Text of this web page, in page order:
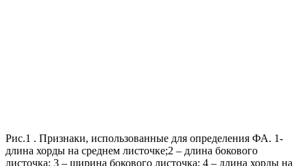
Рис.1 . Признаки, использованные для определения ФА. 1-
длина хорды на среднем листочке;2 – длина бокового
листочка; 3 – ширина бокового листочка; 4 – длина хорды на